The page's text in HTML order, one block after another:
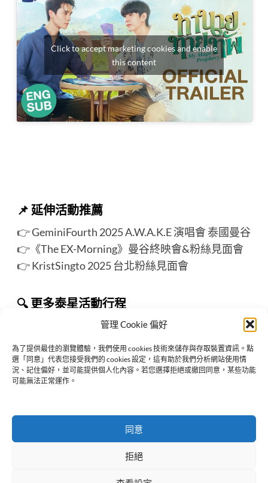
管理 Cookie 偏好
為了提供最佳的瀏覽體驗，我們使用 cookies 技術來儲存與存取裝置資訊。點
選「同意」代表您接受我們的 cookies 設定，這有助於我們分析網站使用情
況、記住偏好，並可能提供個人化內容。若您選擇拒絕或撤回同意，某些功能
可能無法正常運作。
同意
拒絕
Click to accept marketing cookies and enable
this content
📌延伸活動推薦
👉GeminiFourth 2025 A.W.A.K.E 演唱會 泰國曼谷
👉《The EX-Morning》曼谷終映會&粉絲見面會
👉 KristSingto 2025 台北粉絲見面會
🔍 更多泰星活動行程
ThaiStarX 追泰星活動整理頁面
Previous:
EarthMix、KristSingto 2025 洛杉磯粉絲見面會｜GMMTV